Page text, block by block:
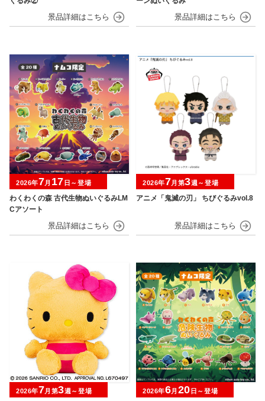
わくわくの森 古代生物ぬいぐるみLM
Cアソート
2026年7月 17 日～登場
アニメ「鬼滅の刃」 ちびぐるみvol.8
2026年7月第3週～登場
2026年7月第3週～登場 2026年6月 20 日～登場